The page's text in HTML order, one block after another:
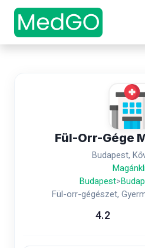
Fül-Orr-Gége
Budapest,
Budapest>
Fül-orr-gégészet,
4.2